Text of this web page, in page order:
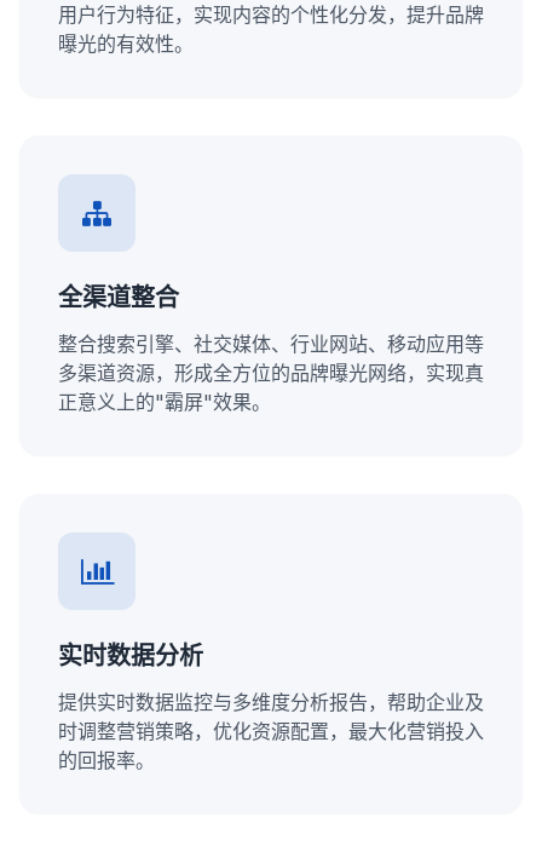
用户行为特征，实现内容的个性化分发，提升品牌
曝光的有效性。
全渠道整合
整合搜索引擎、社交媒体、行业网站、移动应用等
多渠道资源，形成全方位的品牌曝光网络，实现真
正意义上的"霸屏"效果。
实时数据分析
提供实时数据监控与多维度分析报告，帮助企业及
时调整营销策略，优化资源配置，最大化营销投入
的回报率。